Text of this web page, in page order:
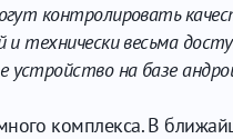
контролировать
технически весьма
на базе
комплекса. В